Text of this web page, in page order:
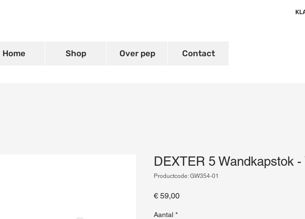
Home Shop Over pep Contact
DEXTER 5 Wandkapstok -
Productcode: GW354-01
€ 59,00Prijs
Aantal *